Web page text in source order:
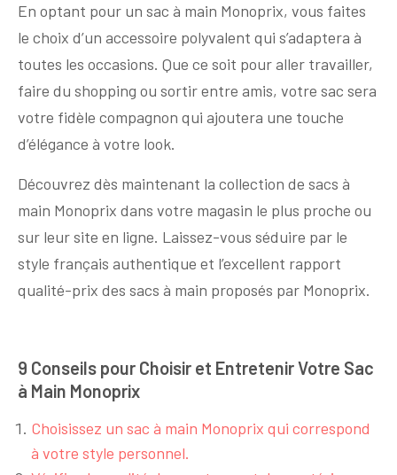
En optant pour un sac à main Monoprix, vous faites
le choix d’un accessoire polyvalent qui s’adaptera à
toutes les occasions. Que ce soit pour aller travailler,
faire du shopping ou sortir entre amis, votre sac sera
votre fidèle compagnon qui ajoutera une touche
d’élégance à votre look.
Découvrez dès maintenant la collection de sacs à
main Monoprix dans votre magasin le plus proche ou
sur leur site en ligne. Laissez-vous séduire par le
style français authentique et l’excellent rapport
qualité-prix des sacs à main proposés par Monoprix.
9 Conseils pour Choisir et Entretenir Votre Sac
à Main Monoprix
Choisissez un sac à main Monoprix qui correspond
à votre style personnel.